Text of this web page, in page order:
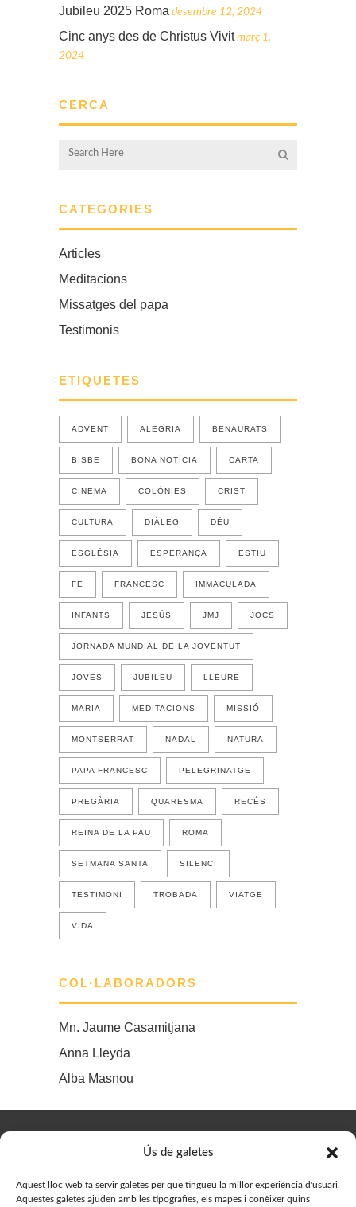
Ús de galetes
Aquest lloc web fa servir galetes per que tingueu la millor experiència d'usuari.
Aquestes galetes ajuden amb les tipografies, els mapes i conèixer quins
Jubileu 2025 Roma desembre 12, 2024
Cinc anys des de Christus Vivit març 1,
2024
CERCA
CATEGORIES
Articles
Meditacions
Missatges del papa
Testimonis
ETIQUETES
ADVENT ALEGRIA BENAURATS
BISBE BONA NOTÍCIA CARTA
CINEMA COLÒNIES CRIST
CULTURA DIÀLEG DÉU
ESGLÉSIA ESPERANÇA ESTIU
FE FRANCESC IMMACULADA
INFANTS JESÚS JMJ JOCS
JORNADA MUNDIAL DE LA JOVENTUT
JOVES JUBILEU LLEURE
MARIA MEDITACIONS MISSIÓ
MONTSERRAT NADAL NATURA
PAPA FRANCESC PELEGRINATGE
PREGÀRIA QUARESMA RECÉS
REINA DE LA PAU ROMA
SETMANA SANTA SILENCI
TESTIMONI TROBADA VIATGE
VIDA
COL·LABORADORS
Mn. Jaume Casamitjana
Anna Lleyda
Alba Masnou